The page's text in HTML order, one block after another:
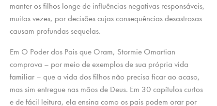
manter os filhos longe de influências negativas responsáveis,
muitas vezes, por decisões cujas consequências desastrosas
causam profundas sequelas.
Em O Poder dos Pais que Oram, Stormie Omartian
comprova – por meio de exemplos de sua própria vida
familiar – que a vida dos filhos não precisa ficar ao acaso,
mas sim entregue nas mãos de Deus. Em 30 capítulos curtos
e de fácil leitura, ela ensina como os pais podem orar por